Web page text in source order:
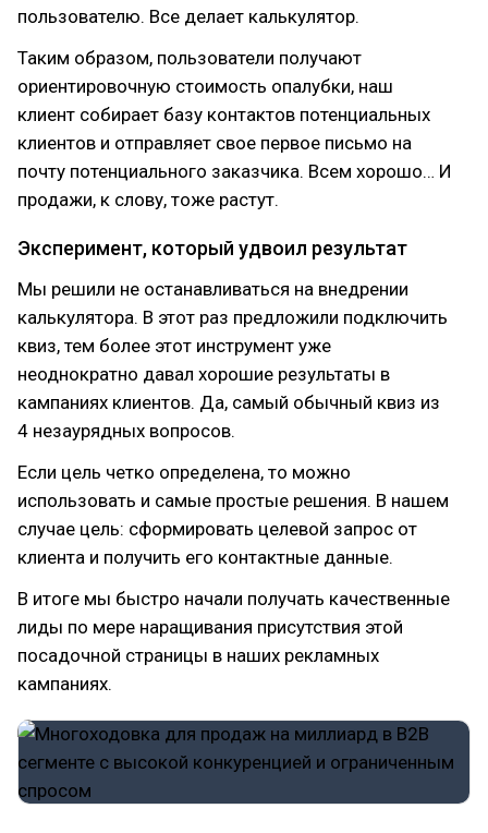
пользователю. Все делает калькулятор.
Таким образом, пользователи получают
ориентировочную стоимость опалубки, наш
клиент собирает базу контактов потенциальных
клиентов и отправляет свое первое письмо на
почту потенциального заказчика. Всем хорошо… И
продажи, к слову, тоже растут.
Эксперимент, который удвоил результат
Мы решили не останавливаться на внедрении
калькулятора. В этот раз предложили подключить
квиз, тем более этот инструмент уже
неоднократно давал хорошие результаты в
кампаниях клиентов. Да, самый обычный квиз из
4 незаурядных вопросов.
Если цель четко определена, то можно
использовать и самые простые решения. В нашем
случае цель: сформировать целевой запрос от
клиента и получить его контактные данные.
В итоге мы быстро начали получать качественные
лиды по мере наращивания присутствия этой
посадочной страницы в наших рекламных
кампаниях.